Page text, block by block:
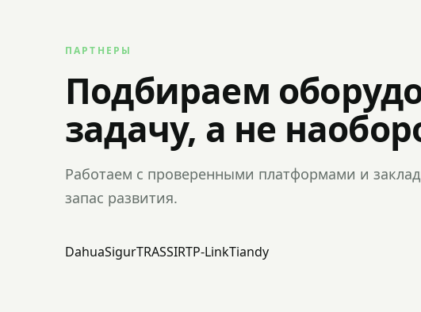
ПАРТНЕРЫ
Подбираем
задачу, а не
Работаем с проверенными платформами и
запас развития.
DahuaSigurTRASSIRTP-LinkTiandy